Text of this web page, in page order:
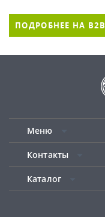
ПОДРОБНЕЕ НА B2B
Меню
Контакты
Каталог